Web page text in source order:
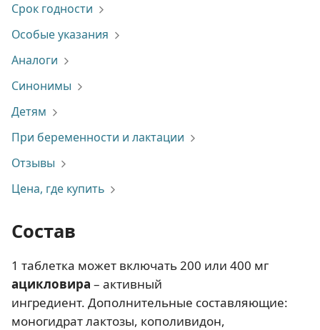
Срок годности
Особые указания
Аналоги
Синонимы
Детям
При беременности и лактации
Отзывы
Цена, где купить
Состав
1 таблетка может включать 200 или 400 мг
ацикловира – активный
ингредиент. Дополнительные составляющие:
моногидрат лактозы, кополивидон,